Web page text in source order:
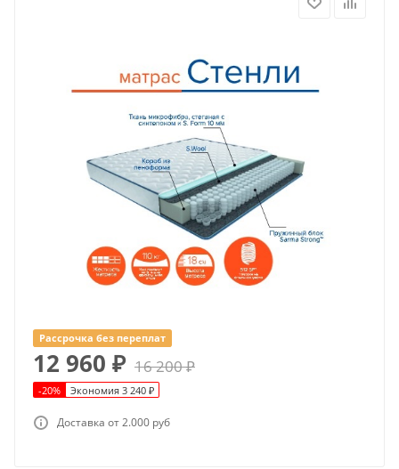
Рассрочка без переплат
12 960 ₽ 16 200₽
-20% Экономия 3 240 ₽
Доставка от 2.000 руб